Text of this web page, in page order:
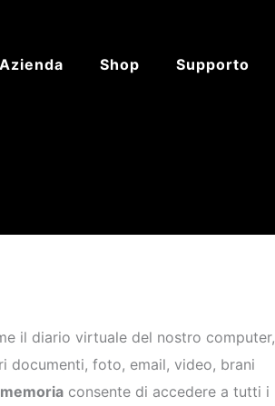
Shop Supporto
il diario virtuale del nostro computer,
foto, email, video, brani
consente di accedere a tutti i